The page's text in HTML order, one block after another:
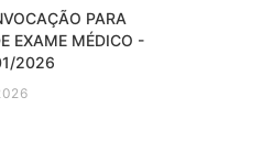
PARA
EXAME MÉDICO -
2026